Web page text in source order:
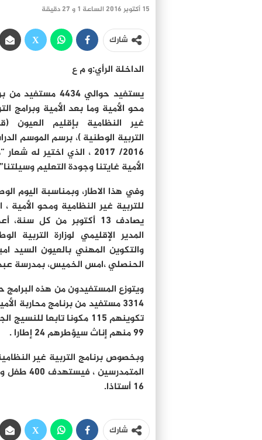
15 أكتوبر 2016 الساعة 1 و 27 دقيقة
شارك
الداخلة الرأي:و م ع
يستفيد حوالي 4434 مستفيد
محو الأمية وما بعد الأمية وبرامج
غير النظامية بإقليم العيون
التربية الوطنية )، برسم الموسم
2016/ 2017 ، الذي اختير له
الأمية غايتنا وجودة التعليم
وفي هذا الاطار، وبمناسبة اليوم
للتربية غير النظامية ومحو الأمية ،
يصادف 13 أكتوبر من كل
المدير الإقليمي لوزارة التربية
والتكوين المهني بالعيون السيد
الحنصلي ،امس الخميس، بمدرسة عبد
ويتوزع المستفيدون من هذه
99 منهم إناث سيؤطرهم 24 إطارا .
وبخصوص برنامج التربية غير
16 أستاذا.
شارك